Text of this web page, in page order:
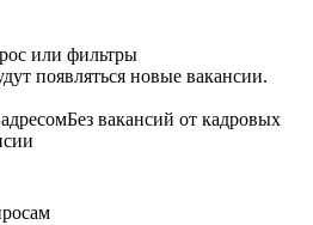
или фильтры
появляться новые вакансии.
Без вакансий от кадровых